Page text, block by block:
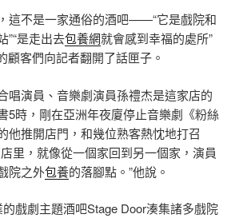
這不是一家通俗的酒吧——“它是戲院和
”“是走出去包養網就會感到幸福的處所”
客們向記者翻開了話匣子。
唱演員、音樂劇演員孫禮杰是這家店的
5時，剛在亞洲年夜廈停止音樂劇《粉絲
他推開店門，和幾位熟客熱忱地打召
里，就像從一個家回到另一個家，演員
院之外包養的落腳點。”他說。
戲劇主題酒吧Stage Door湊集諸多戲院